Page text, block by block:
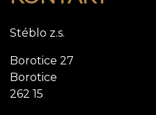
Stéblo z.s.
Borotice 27
Borotice
262 15